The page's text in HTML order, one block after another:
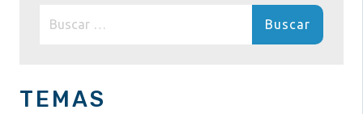
Buscar:
TEMAS